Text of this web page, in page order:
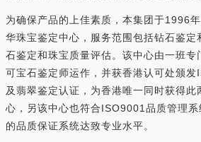
为确保产品的上佳素质，本集团于1996
华珠宝鉴定中心，服务范围包括钻石鉴定
石鉴定和珠宝质量评估。该中心由一班专
可宝石鉴定师运作，并获香港认可处颁
及翡翠鉴定认证，为香港唯一同时获得此
心，另该中心也符合ISO9001品质管理系
的品质保证系统达致专业水平。